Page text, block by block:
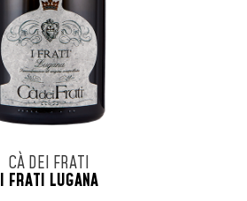
CÀ DEI FRATI
I FRATI LUGANA